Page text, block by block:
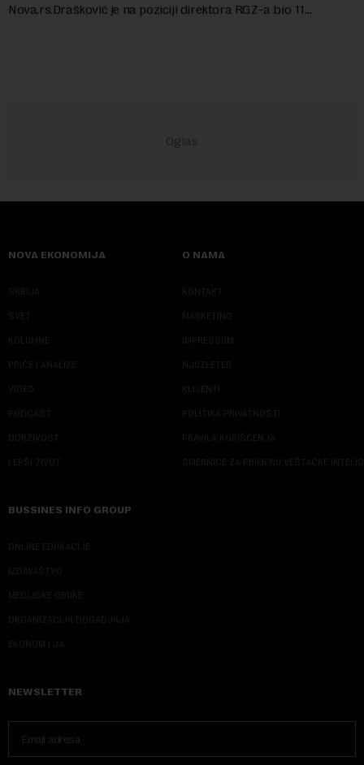
Nova.rs.Drašković je na poziciji direktora RGZ-a bio 11
NOVA EKONOMIJA
SRBIJA
SVET
KOLUMNE
PRIČE I ANALIZE
VIDEO
PODCAST
ODRŽIVOST
LEPŠI ŽIVOT
O NAMA
KONTAKT
MARKETING
IMPRESSUM
NJUZLETER
KLIJENTI
POLITIKA PRIVATNOSTI
PRAVILA KORIŠĆENJA
SMERNICE ZA PRIMENU VEŠTAČKE
BUSSINES INFO GROUP
ONLINE EDUKACIJE
IZDAVAŠTVO
MEDIJSKE OBUKE
ORGANIZACIJA DOGADJAJA
EKONOM I JA
NEWSLETTER